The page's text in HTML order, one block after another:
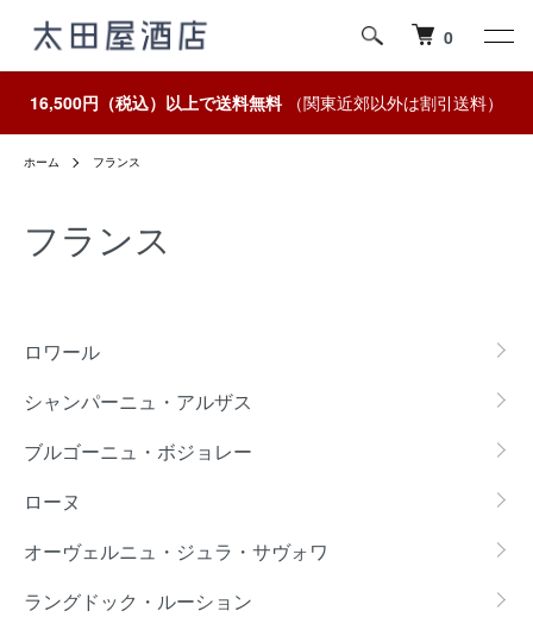
0
16,500円（税込）以上で送料無料（関東近郊以外は割引送料）
ホーム フランス
フランス
ロワール
シャンパーニュ・アルザス
ブルゴーニュ・ボジョレー
ローヌ
オーヴェルニュ・ジュラ・サヴォワ
ラングドック・ルーション